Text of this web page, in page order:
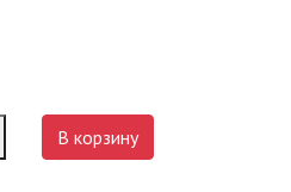
КАБЕЛЬ
В корзину